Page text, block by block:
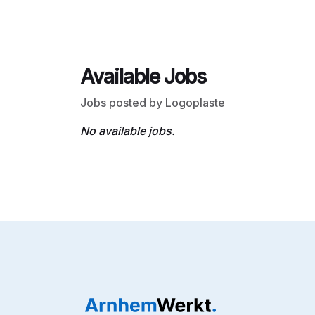
Available Jobs
Jobs posted by Logoplaste
No available jobs.